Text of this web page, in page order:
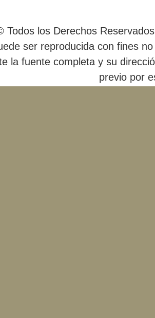
Todos los Derechos
ser reproducida con fines
la fuente completa y su
previo por